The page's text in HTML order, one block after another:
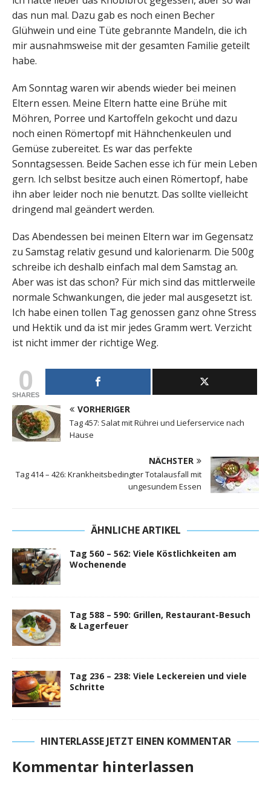
das nun mal. Dazu gab es noch einen Becher
Glühwein und eine Tüte gebrannte Mandeln, die ich
mir ausnahmsweise mit der gesamten Familie geteilt
habe.
Am Sonntag waren wir abends wieder bei meinen
Eltern essen. Meine Eltern hatte eine Brühe mit
Möhren, Porree und Kartoffeln gekocht und dazu
noch einen Römertopf mit Hähnchenkeulen und
Gemüse zubereitet. Es war das perfekte
Sonntagsessen. Beide Sachen esse ich für mein Leben
gern. Ich selbst besitze auch einen Römertopf, habe
ihn aber leider noch nie benutzt. Das sollte vielleicht
dringend mal geändert werden.
Das Abendessen bei meinen Eltern war im Gegensatz
zu Samstag relativ gesund und kalorienarm. Die 500g
schreibe ich deshalb einfach mal dem Samstag an.
Aber was ist das schon? Für mich sind das mittlerweile
normale Schwankungen, die jeder mal ausgesetzt ist.
Ich habe einen tollen Tag genossen ganz ohne Stress
und Hektik und da ist mir jedes Gramm wert. Verzicht
ist nicht immer der richtige Weg.
0
SHARES
VORHERIGER
Tag 457: Salat mit Rührei und Lieferservice nach
Hause
NÄCHSTER
Tag 414 – 426: Krankheitsbedingter Totalausfall mit
ungesundem Essen
ÄHNLICHE ARTIKEL
Tag 560 – 562: Viele Köstlichkeiten am
Wochenende
Tag 588 – 590: Grillen, Restaurant-Besuch
& Lagerfeuer
Tag 236 – 238: Viele Leckereien und viele
Schritte
HINTERLASSE JETZT EINEN KOMMENTAR
Kommentar hinterlassen